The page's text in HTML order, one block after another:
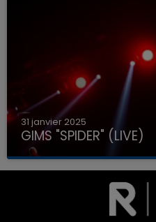
31 janvier 2025
GIMS "SPIDER" (LIVE)